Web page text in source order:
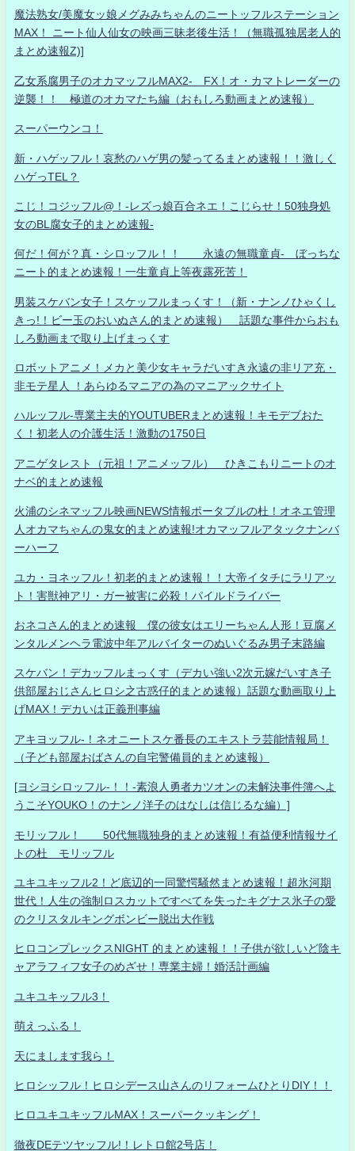
魔法熟女/美魔女ッ娘メグみみちゃんのニートッフルステーション
MAX！ ニート仙人仙女の映画三昧老後生活！（無職孤独居老人的
まとめ速報Z)]
乙女系腐男子のオカマッフルMAX2- FX！オ・カマトレーダーの
逆襲！！ 極道のオカマたち編（おもしろ動画まとめ速報）
スーパーウンコ！
新・ハゲッフル！哀愁のハゲ男の髪ってるまとめ速報！！激しく
ハゲっTEL？
こじ！コジッフル@！-レズっ娘百合ネエ！こじらせ！50独身処
女のBL腐女子的まとめ速報-
何だ！何が？真・シロッフル！！ 永遠の無職童貞- ぼっちな
ニート的まとめ速報！一生童貞上等夜露死苦！
男装スケバン女子！スケッフルまっくす！（新・ナンノひゃくし
きっ!！ビー玉のおいぬさん的まとめ速報） 話題な事件からおも
しろ動画まで取り上げまっくす
ロボットアニメ！メカと美少女キャラだいすき永遠の非リア充・
非モテ星人 ！あらゆるマニアの為のマニアックサイト
ハルッフル-専業主夫的YOUTUBERまとめ速報！キモデブおた
く！初老人の介護生活！激動の1750日
アニゲタレスト（元祖！アニメッフル） ひきこもりニートのオ
ナベ的まとめ速報
火浦のシネマッフル映画NEWS情報ポータブルの杜！オネエ管理
人オカマちゃんの鬼女的まとめ速報!オカマッフルアタックナンバ
ーハーフ
ユカ・ヨネッフル！初老的まとめ速報！！大帝イタチにラリアッ
ト！害獣神アリ・ガー被害に必殺！パイルドライバー
おネコさん的まとめ速報 僕の彼女はエリーちゃん人形！豆腐メ
ンタルメンヘラ電波中年アルバイターのぬいぐるみ男子末路編
スケバン！デカッフルまっくす（デカい強い2次元嫁だいすき子
供部屋おじさんヒロシ之古惑仔的まとめ速報）話題な動画取り上
げMAX！デカいは正義刑事編
アキヨッフル-！ネオニートスケ番長のエキストラ芸能情報局！
（子ども部屋おばさんの自宅警備員的まとめ速報）
[ヨシヨシロッフル-！！-素浪人勇者カツオンの未解決事件簿へよ
うこそYOUKO！のナンノ洋子のはなしは信じるな編）]
モリッフル！ 50代無職独身的まとめ速報！有益便利情報サイ
トの杜 モリッフル
ユキユキッフル2！ど底辺的一同驚愕騒然まとめ速報！超氷河期
世代！人生の強制ロスカットですべてを失ったキグナス氷子の愛
のクリスタルキングボンビー脱出大作戦
ヒロコンプレックスNIGHT 的まとめ速報！！子供が欲しいど陰キ
ャアラフィフ女子のめざせ！専業主婦！婚活計画編
ユキユキッフル3！
萌えっふる！
天にまします我ら！
ヒロシッフル！ヒロシデース山さんのリフォームひとりDIY！！
ヒロユキユキッフルMAX！スーパークッキング！
徹夜DEテツヤッフル!！レトロ館2号店！